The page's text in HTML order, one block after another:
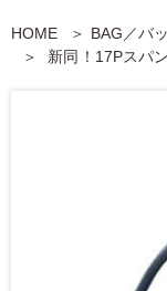
HOME
BAG／バ
新同！17Pスパ